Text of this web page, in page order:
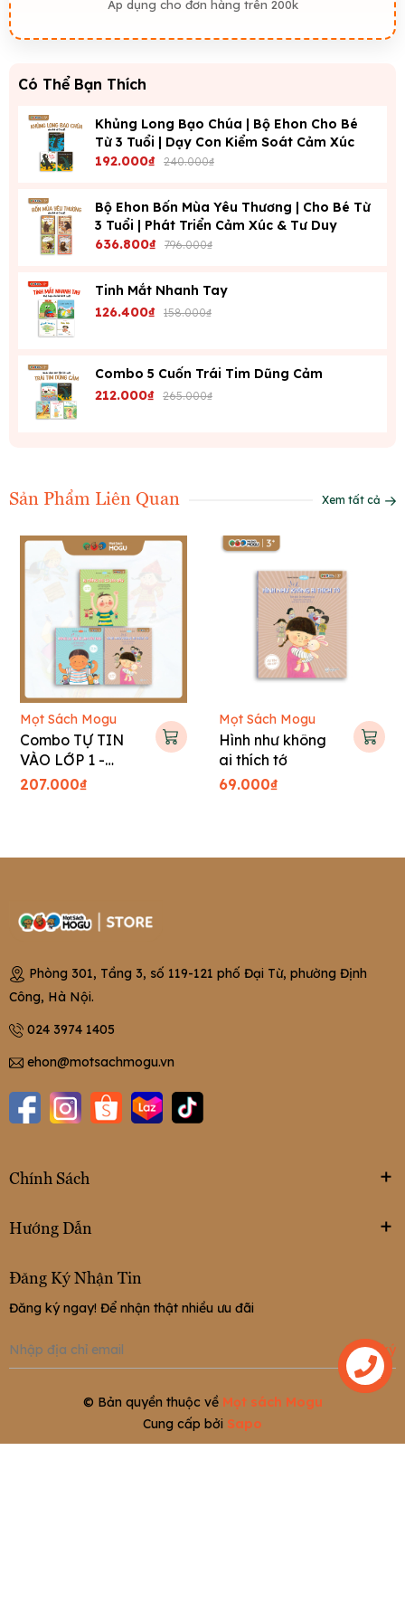
Áp dụng cho đơn hàng trên 200k
Có Thể Bạn Thích
Khủng Long Bạo Chúa | Bộ Ehon Cho Bé
Từ 3 Tuổi | Dạy Con Kiểm Soát Cảm Xúc
192.000₫ 240.000₫
Bộ Ehon Bốn Mùa Yêu Thương | Cho Bé Từ
3 Tuổi | Phát Triển Cảm Xúc & Tư Duy
636.800₫ 796.000₫
Tinh Mắt Nhanh Tay
126.400₫ 158.000₫
Combo 5 Cuốn Trái Tim Dũng Cảm
212.000₫ 265.000₫
Sản Phẩm Liên Quan Xem tất cả
Mọt Sách Mogu
Combo TỰ TIN
VÀO LỚP 1 -
Tranh truyện Hàn
207.000₫
Mọt Sách Mogu
Hình như không
ai thích tớ
69.000₫
Phòng 301, Tầng 3, số 119-121 phố Đại Từ, phường Định
Công, Hà Nội.
024 3974 1405
ehon@motsachmogu.vn
Chính Sách
Hướng Dẫn
Đăng Ký Nhận Tin
Đăng ký ngay! Để nhận thật nhiều ưu đãi
Đăng ký
© Bản quyền thuộc về Mọt sách Mogu
Cung cấp bởi Sapo
Liên hệ